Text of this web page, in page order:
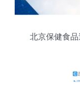
北京保健食